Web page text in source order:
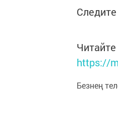
https://
Безнең